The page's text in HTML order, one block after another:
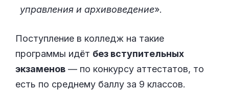
управления и архивоведение».
Поступление в колледж на такие
программы идёт без вступительных
экзаменов — по конкурсу аттестатов, то
есть по среднему баллу за 9 классов.